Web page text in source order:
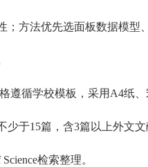
；方法优先选面板数据模型
遵循学校模板，采用A4纸
少于15篇，含3篇以上外文
检索整理。